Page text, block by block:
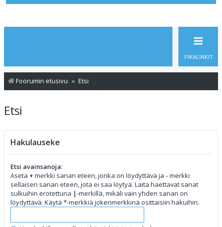
PIKALINKIT
Foorumin etusivu Etsi
Etsi
Hakulauseke
Etsi avainsanoja:
Aseta + merkki sanan eteen, jonka on löydyttävä ja - merkki
sellaisen sanan eteen, jota ei saa löytyä. Laita haettavat sanat
sulkuihin erotettuna |-merkillä, mikäli vain yhden sanan on
löydyttävä. Käytä *-merkkiä jokerimerkkinä osittaisiin hakuihin.